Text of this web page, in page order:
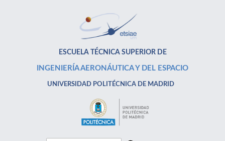
ESCUELA TÉCNICA SUPERIOR DE
INGENIERÍA AERONÁUTICA Y DEL ESPACIO
UNIVERSIDAD POLITÉCNICA DE MADRID